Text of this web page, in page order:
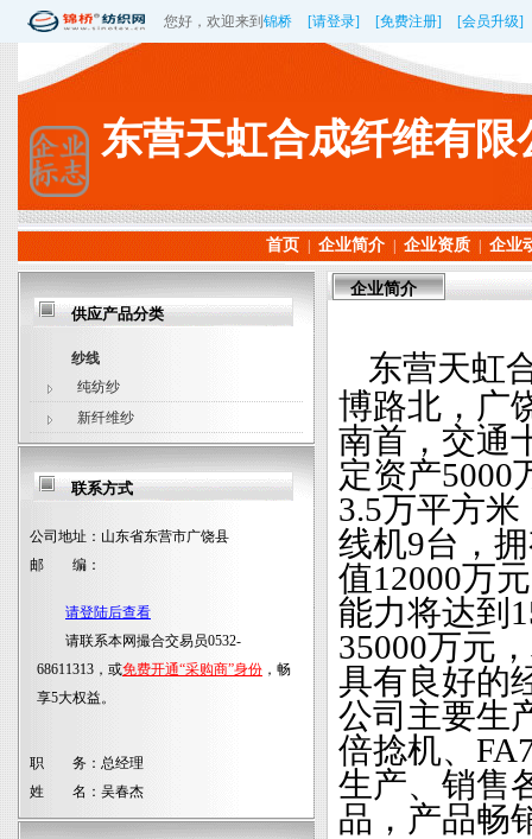
您好，欢迎来到 锦桥 [请登录] [免费注册] [会员升级]
东营天虹合成纤维有限
首页 企业简介 企业资质 企业
供应产品分类
纱线
纯纺纱
新纤维纱
联系方式
公司地址： 山东省东营市广饶县
邮 编：
请登陆后查看
请联系本网撮合交易员0532-
68611313，或免费开通“采购商”身份 ，畅
享5大权益。
职 务： 总经理
姓 名： 吴春杰
企业简介
东营天虹
博路北，广
南首，交通
定资产5000
3.5万平方
线机9台，
值12000万
能力将达到
35000万元
具有良好的
公司主要生
倍捻机、
生产、销售
品，产品畅